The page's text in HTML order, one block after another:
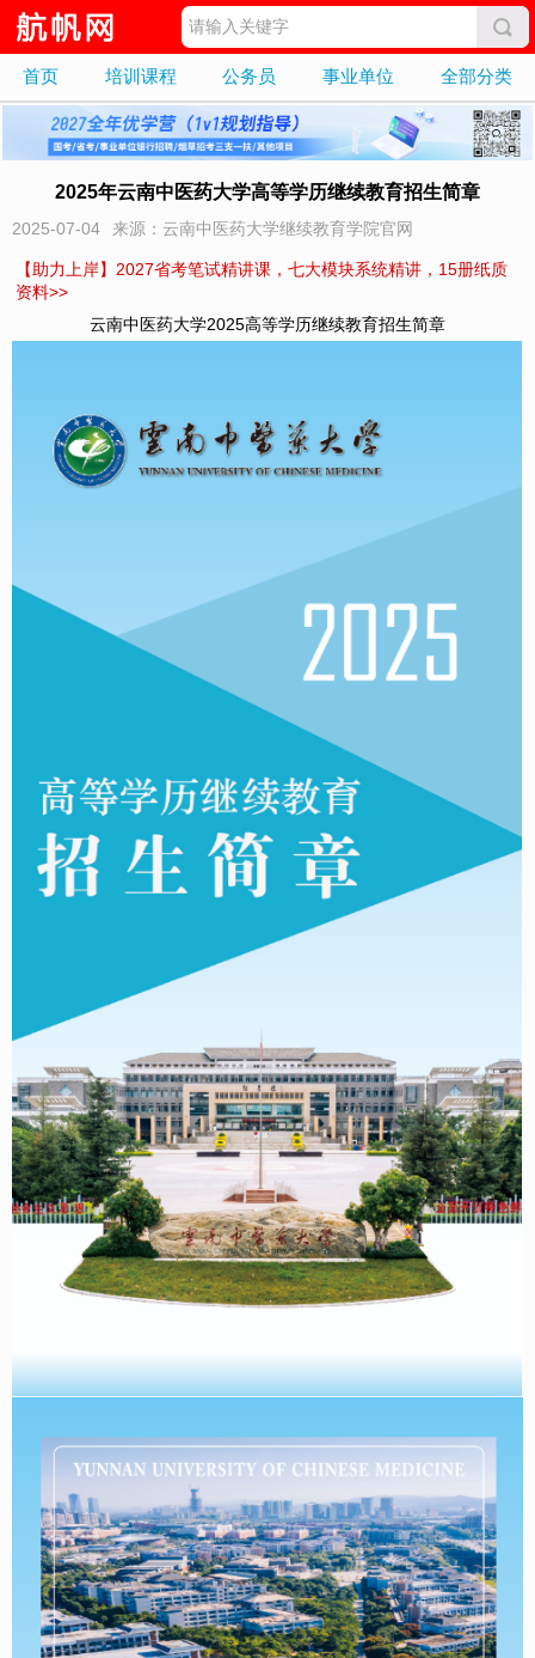
首页 培训课程 公务员 事业单位 全部分类
2025年云南中医药大学高等学历继续教育招生简章
2025-07-04 来源：云南中医药大学继续教育学院官网
【助力上岸】2027省考笔试精讲课，七大模块系统精讲，15册纸质
资料>>
云南中医药大学2025高等学历继续教育招生简章